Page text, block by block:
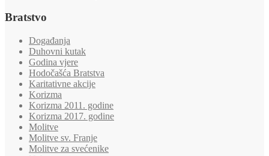
Bratstvo
Događanja
Duhovni kutak
Godina vjere
Hodočašća Bratstva
Karitativne akcije
Korizma
Korizma 2011. godine
Korizma 2017. godine
Molitve
Molitve sv. Franje
Molitve za svećenike